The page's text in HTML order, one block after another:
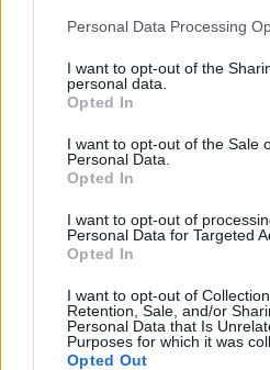
Personal Data Processing
I want to opt-out of the
personal data.
Opted In
I want to opt-out of the Sale
Personal Data.
Opted In
I want to opt-out of
Personal Data for Targeted
Opted In
I want to opt-out of
Retention, Sale, and/or
Personal Data that Is
Purposes for which it was
Opted Out
2011 7.0
Csodálatos Század -
Szulejmán